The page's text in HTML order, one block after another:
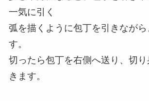
一気に引く
弧を描くように包丁を引きながら
す。
切ったら包丁を右側へ送り、切
きます。